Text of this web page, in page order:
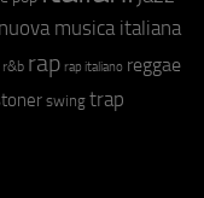
nuova musica italiana
r&b rap rap italiano reggae
swing trap